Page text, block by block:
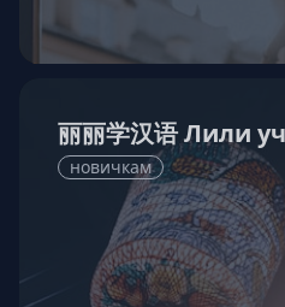
丽丽学汉语 Лили
новичкам